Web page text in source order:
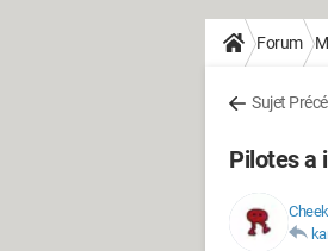
Forum
Sujet
Pilotes a